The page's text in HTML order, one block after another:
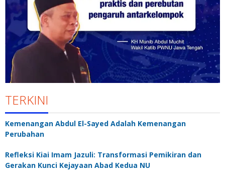
TERKINI
Kemenangan Abdul El-Sayed Adalah Kemenangan
Perubahan
Refleksi Kiai Imam Jazuli: Transformasi Pemikiran dan
Gerakan Kunci Kejayaan Abad Kedua NU